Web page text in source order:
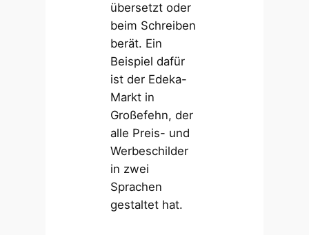
übersetzt oder
beim Schreiben
berät. Ein
Beispiel dafür
ist der Edeka-
Markt in
Großefehn, der
alle Preis- und
Werbeschilder
in zwei
Sprachen
gestaltet hat.